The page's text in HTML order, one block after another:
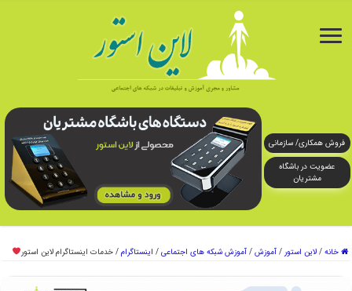
فروش همکاری/ سازمانی
عضویت در باشگاه
مشتریان
خانه / لاین استور / آموزش / آموزش شبکه های اجتماعی / اینستاگرام / خدمات اینستاگرام لاین استور